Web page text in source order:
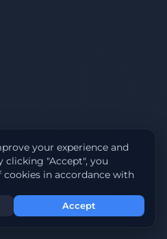
your experience and
clicking "Accept", you
in accordance with
Accept